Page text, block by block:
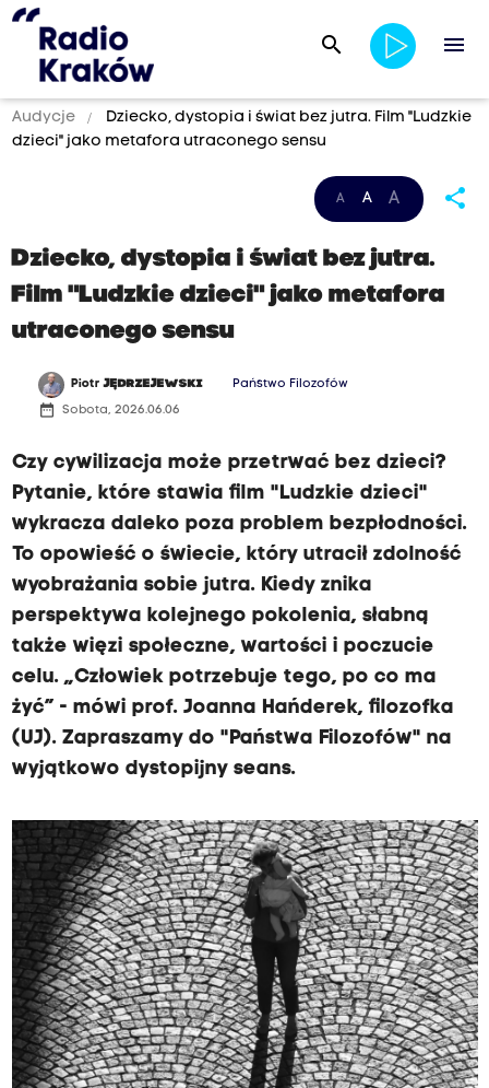
search menu
Audycje
Dziecko, dystopia i świat bez jutra. Film "Ludzkie
dzieci" jako metafora utraconego sensu
A A A share
Dziecko, dystopia i świat bez jutra.
Film "Ludzkie dzieci" jako metafora
utraconego sensu
PiotrJĘDRZEJEWSKI Państwo Filozofów
date_range Sobota, 2026.06.06
Czy cywilizacja może przetrwać bez dzieci?
Pytanie, które stawia film "Ludzkie dzieci"
wykracza daleko poza problem bezpłodności.
To opowieść o świecie, który utracił zdolność
wyobrażania sobie jutra. Kiedy znika
perspektywa kolejnego pokolenia, słabną
także więzi społeczne, wartości i poczucie
celu. „Człowiek potrzebuje tego, po co ma
żyć” - mówi prof. Joanna Hańderek, filozofka
(UJ). Zapraszamy do "Państwa Filozofów" na
wyjątkowo dystopijny seans.